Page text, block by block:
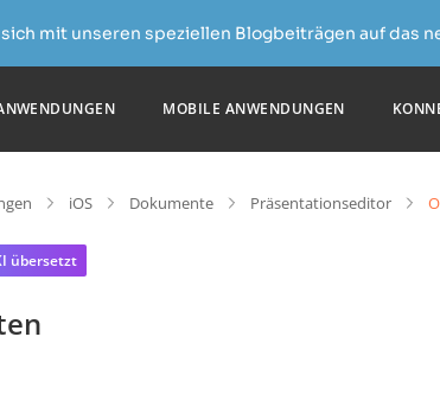
mit unseren speziellen Blogbeiträgen auf das
MOBILE ANWENDUNGEN
iOS Dokumente Präsentationseditor
übersetzt